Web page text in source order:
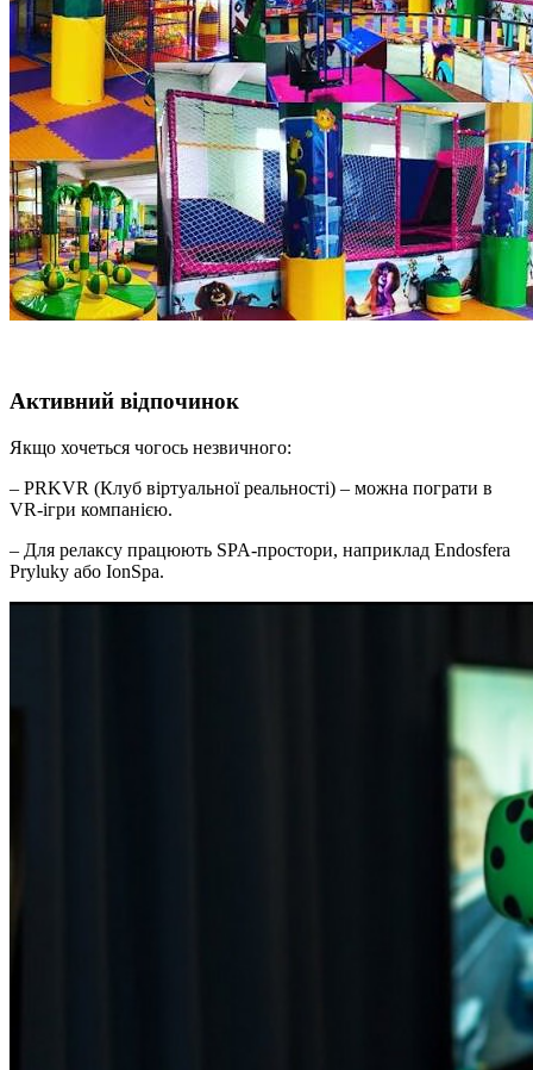
Активний відпочинок
Якщо хочеться чогось незвичного:
– PRKVR (Клуб віртуальної реальності) – можна пограти в
VR-ігри компанією.
– Для релаксу працюють SPA-простори, наприклад Endosfera
Pryluky або IonSpa.